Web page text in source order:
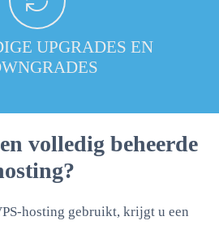
UPGRADES EN
volledig beheerde
hosting gebruikt, krijgt u een